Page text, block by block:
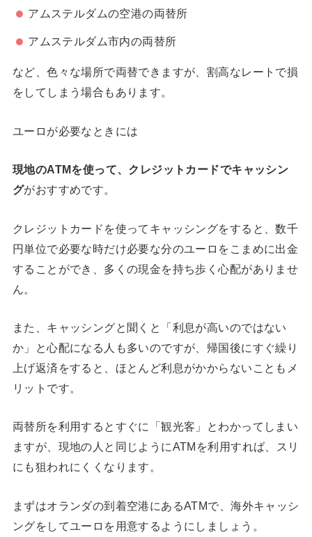
アムステルダムの空港の両替所
アムステルダム市内の両替所
など、色々な場所で両替できますが、割高なレートで損
をしてしまう場合もあります。
ユーロが必要なときには
現地のATMを使って、クレジットカードでキャッシン
グがおすすめです。
クレジットカードを使ってキャッシングをすると、数千
円単位で必要な時だけ必要な分のユーロをこまめに出金
することができ、多くの現金を持ち歩く心配がありませ
ん。
また、キャッシングと聞くと「利息が高いのではない
か」と心配になる人も多いのですが、帰国後にすぐ繰り
上げ返済をすると、ほとんど利息がかからないこともメ
リットです。
両替所を利用するとすぐに「観光客」とわかってしまい
ますが、現地の人と同じようにATMを利用すれば、スリ
にも狙われにくくなります。
まずはオランダの到着空港にあるATMで、海外キャッシ
ングをしてユーロを用意するようにしましょう。